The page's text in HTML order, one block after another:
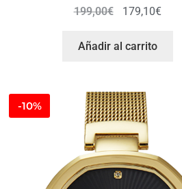
199,00€ 179,10€
Añadir al carrito
-10%